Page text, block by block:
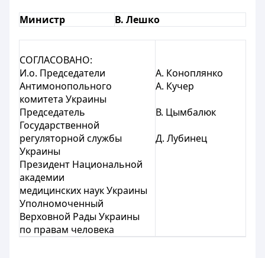
Министр В. Лешко
СОГЛАСОВАНО:
И.о. Председатели
Антимонопольного
комитета Украины
Председатель
Государственной
регуляторной службы
Украины
Президент Национальной
академии
медицинских наук Украины
Уполномоченный
Верховной Рады Украины
по правам человека
А. Коноплянко
А. Кучер
В. Цымбалюк
Д. Лубинец